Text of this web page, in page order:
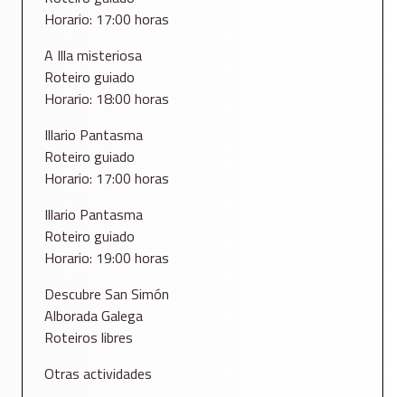
Horario: 17:00 horas
A Illa misteriosa
Roteiro guiado
Horario: 18:00 horas
Illario Pantasma
Roteiro guiado
Horario: 17:00 horas
Illario Pantasma
Roteiro guiado
Horario: 19:00 horas
Descubre San Simón
Alborada Galega
Roteiros libres
Otras actividades